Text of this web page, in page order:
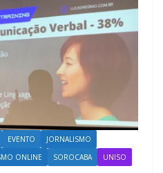
EVENTO
JORNALISMO
ONLINE SOROCABA UNISO